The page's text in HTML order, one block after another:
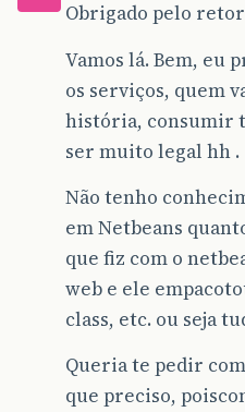
Obrigado pelo
Vamos lá. Bem, eu
os serviços, quem
história, consumir
ser muito legal hh .
Não tenho
em Netbeans
que fiz com o
web e ele
class, etc. ou seja
Queria te pedir
que preciso,